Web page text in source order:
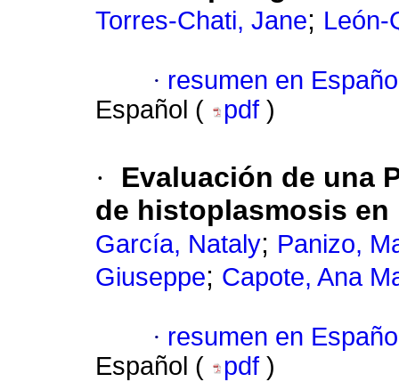
Torres-Chati, Jane; León-
· resumen en
Español (
pdf )
·
Evaluación de una
de histoplasmosis en
García, Nataly; Panizo,
Giuseppe; Capote, Ana
· resumen en
Español (
pdf )